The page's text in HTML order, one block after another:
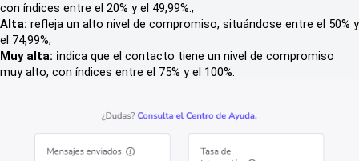
con índices entre el 20% y el 49,99%.;
Alta: refleja un alto nivel de compromiso, situándose entre el 50% y
el 74,99%;
Muy alta: indica que el contacto tiene un nivel de compromiso
muy alto, con índices entre el 75% y el 100%.